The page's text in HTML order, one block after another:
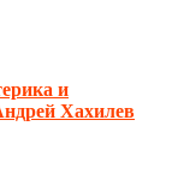
и
Хахилев